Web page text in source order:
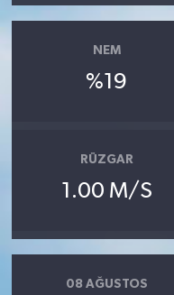
NEM
%19
RÜZGAR
1.00 M/S
08 AĞUSTOS